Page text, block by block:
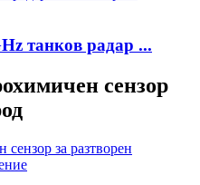
танков радар ...
сензор